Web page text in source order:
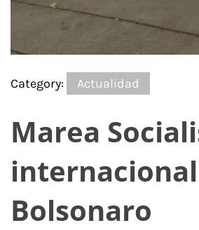
Category: Actualidad
Marea
Bolsonaro